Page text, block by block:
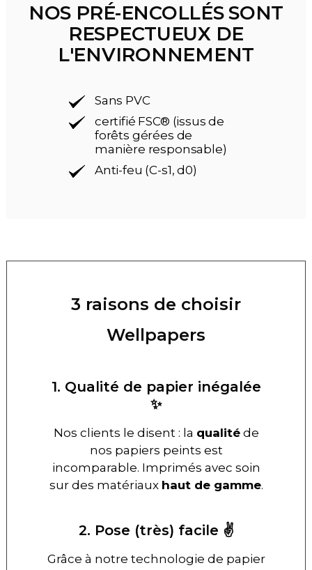
NOS PRÉ-ENCOLLÉS SONT
RESPECTUEUX DE
L'ENVIRONNEMENT
Sans PVC
certifié FSC® (issus de
forêts gérées de
manière responsable)
Anti-feu (C-s1, d0)
3 raisons de choisir
Wellpapers
1. Qualité de papier inégalée
✨
Nos clients le disent : la qualitéde
nos papiers peints est
incomparable. Imprimés avec soin
sur des matériaux haut de gamme.
2. Pose (très) facile ✌️
Grâce à notre technologie de papier